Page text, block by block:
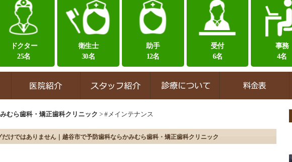
ドクター
25名
衛生士
30名
助手
12名
受付
6名
事務
4名
むら歯科・矯正歯科クリニック > #メインテナンス
けではありません｜越谷市で予防歯科ならかみむら歯科・矯正歯科クリニック